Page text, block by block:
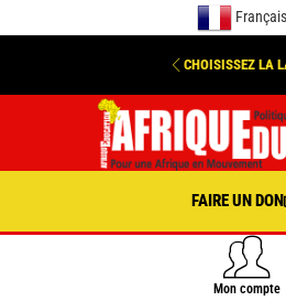
Français
CHOISISSEZ LA
FAIRE UN DON
Mon compte